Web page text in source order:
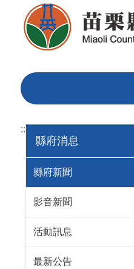
:::
縣府消息
縣府新聞
影音新聞
活動訊息
最新公告